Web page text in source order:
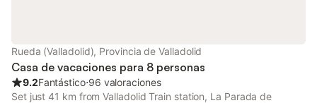
Rueda (Valladolid), Provincia de Valladolid
Casa de vacaciones para 8 personas
9.2Fantástico⋅96 valoraciones
Set just 41 km from Valladolid Train station, La Parada de